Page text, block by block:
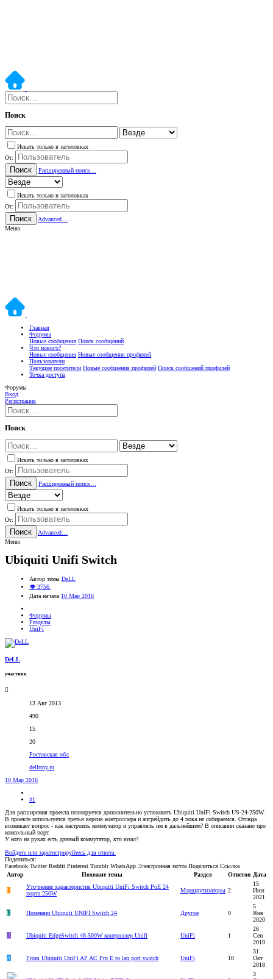
Поиск
Искать только в заголовках
От:
Поиск Расширенный поиск…
Искать только в заголовках
От:
Поиск
Advanced…
Меню
Главная
Форумы
Новые сообщения Поиск сообщений
Что нового?
Новые сообщения Новые сообщения профилей
Пользователи
Текущие посетители Новые сообщения профилей Поиск сообщений профилей
Точка доступа
Форумы
Вход
Регистрация
Поиск
Искать только в заголовках
От:
Поиск Расширенный поиск…
Искать только в заголовках
От:
Поиск
Advanced…
Меню
Ubiquiti Unifi Switch
Автор темы DeLL
👁 3756
Дата начала 10 Мар 2016
Форумы
Разделы
UniFi
DeLL
участник
13 Авг 2013
490
15
20
Ростовская обл
delltroy.ru
10 Мар 2016
#1
Для расширения проекта планируется дополнительно установить Ubiquiti UniFi Switch US-24-250W.
В проекте используется третья версия контроллера и апгрейдить до 4 пока не собираемся. Отсюда
возникает вопрос - как настроить коммутатор и управлять им в дальнейшем? В описании сказано про
консольный порт.
У кого на руках есть данный коммутатор, кто юзал?
Войдите или зарегистрируйтесь для ответа.
Поделиться:
Facebook Twitter Reddit Pinterest Tumblr WhatsApp Электронная почта Поделиться Ссылка
Автор
Похожие темы Раздел Ответов Дата
L
Уточнение характеристик Ubiquiti UniFi Switch PoE 24
порта 250W
Маршрутизаторы 2
15
Июл
2021
E Поменяю Ubiquiti UNIFI Switch 24 Другое 0
5
Янв
2020
Л Ubiquiti EdgeSwitch 48-500W контроллер Unifi UniFi 1
26
Сен
2019
A From Ubiquiti UniFi AP AC Pro E to lan port switch UniFi 10
31
Окт
2018
3